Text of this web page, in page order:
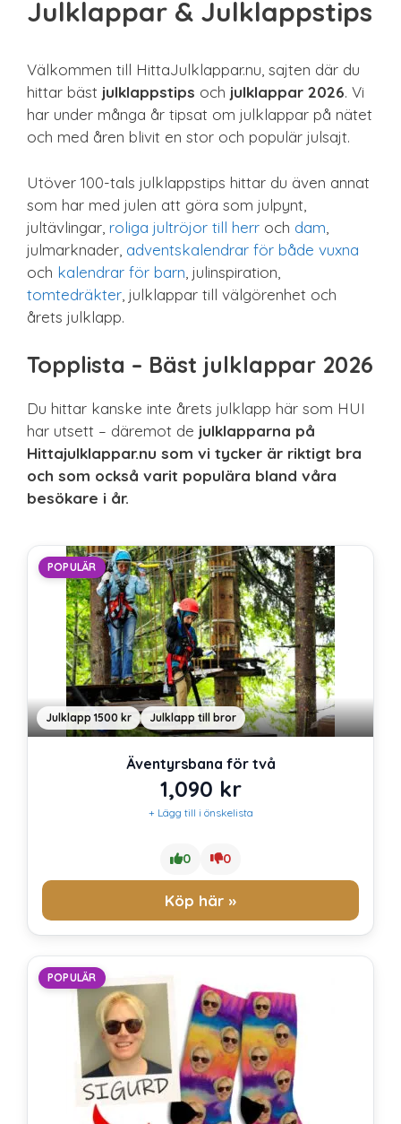
Sista minuten
Sport & träning
Teknik
Julklappar & Julklappstips
Välkommen till HittaJulklappar.nu, sajten där du
hittar bäst julklappstips och julklappar 2026. Vi
har under många år tipsat om julklappar på nätet
och med åren blivit en stor och populär julsajt.
Utöver 100-tals julklappstips hittar du även annat
som har med julen att göra som julpynt,
jultävlingar, roliga jultröjor till herr och dam
julmarknader, adventskalendrar för både vuxna
och kalendrar för barn , julinspiration,
tomtedräkter , julklappar till välgörenhet och
årets julklapp.
Topplista – Bäst julklappar 2026
Du hittar kanske inte årets julklapp här som HUI
har utsett – däremot de julklapparna på
Hittajulklappar.nu som vi tycker är riktigt bra
och som också varit populära bland våra
besökare i år.
POPULÄR
Julklapp 1500 kr Julklapp till bror
Äventyrsbana för två
1,090 kr
+ Lägg till i önskelista
0 0
Köp här »
POPULÄR